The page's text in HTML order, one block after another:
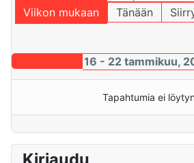
Viikon mukaan
Tänään
16 - 22 tammikuu,
Tapahtumia ei